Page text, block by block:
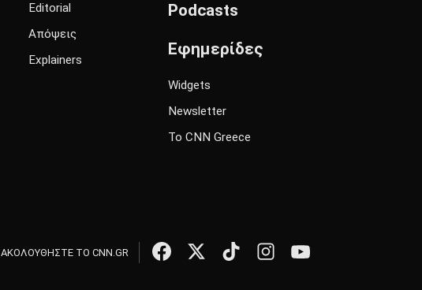
Editorial
Απόψεις
Explainers
Podcasts
Εφημερίδες
Widgets
Newsletter
Το CNN Greece
ΑΚΟΛΟΥΘΗΣΤΕ ΤΟ CNN.GR